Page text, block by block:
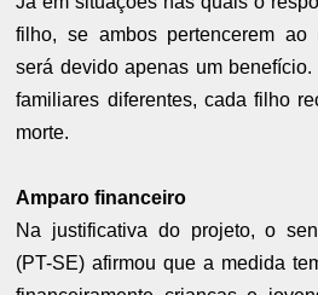
filho, se ambos pertencerem ao
será devido apenas um
familiares diferentes, cada filho
morte.
Amparo financeiro
Na justificativa do projeto, o
(PT-SE) afirmou que a medida